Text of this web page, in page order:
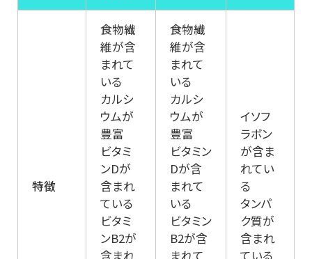
特徴
食物繊
維が含
まれて
いる
カルシ
ウムが
豊富
ビタミ
ンDが
含まれ
ている
ビタミ
ンB2が
含まれ
食物繊
維が含
まれて
いる
カルシ
ウムが
豊富
ビタミン
Dが含
まれて
いる
ビタミン
B2が含
まれて
イソフ
ラボン
が含ま
れてい
る
タンパ
ク質が
含まれ
ている